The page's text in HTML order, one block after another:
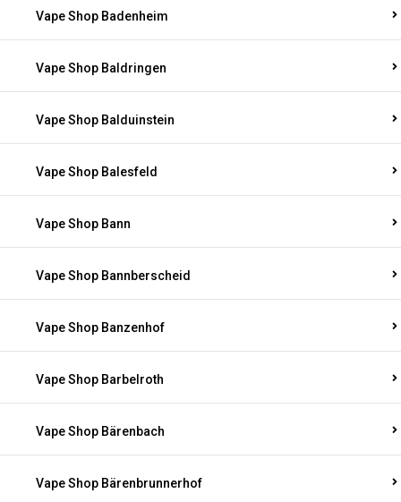
Vape Shop Badenheim
Vape Shop Baldringen
Vape Shop Balduinstein
Vape Shop Balesfeld
Vape Shop Bann
Vape Shop Bannberscheid
Vape Shop Banzenhof
Vape Shop Barbelroth
Vape Shop Bärenbach
Vape Shop Bärenbrunnerhof